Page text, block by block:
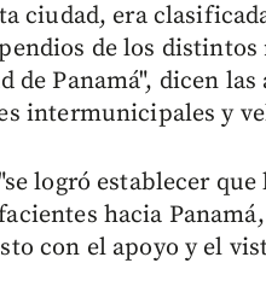
ciudad, era
de los
de Panamá", dicen
intermunicipales y
logró establecer
hacia
con el apoyo y el